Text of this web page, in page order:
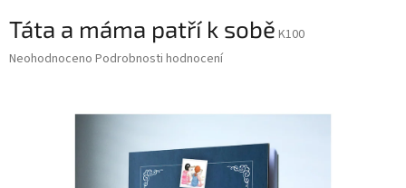
Táta a máma patří k sobě K100
Průměrné
Neohodnoceno Podrobnosti hodnocení